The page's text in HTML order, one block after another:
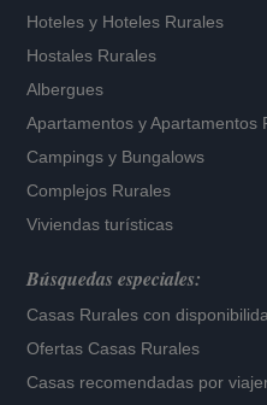
Hoteles y Hoteles Rurales
Hostales Rurales
Albergues
Apartamentos yApartamentos
Campings y Bungalows
Complejos Rurales
Viviendas turísticas
Búsquedas especiales:
Casas Rurales con
Ofertas Casas Rurales
Casas recomendadas por